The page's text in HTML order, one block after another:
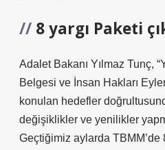
8 yargı Paketi
Adalet Bakanı Yılmaz Tunç,
Belgesi ve İnsan Hakları
konulan hedefler
değişiklikler ve yenilikler
Geçtiğimiz aylarda TBMM’de